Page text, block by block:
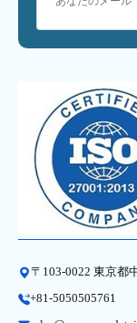
〒103-0022 東京都
+81-5050505761